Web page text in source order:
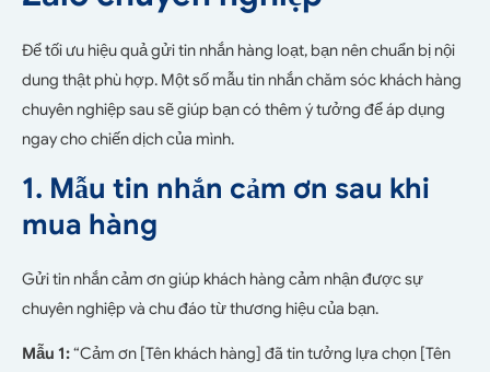
Để tối ưu hiệu quả gửi tin nhắn hàng loạt, bạn nên chuẩn bị nội
dung thật phù hợp. Một số mẫu tin nhắn chăm sóc khách hàng
chuyên nghiệp sau sẽ giúp bạn có thêm ý tưởng để áp dụng
ngay cho chiến dịch của mình.
1. Mẫu tin nhắn cảm ơn sau khi
mua hàng
Gửi tin nhắn cảm ơn giúp khách hàng cảm nhận được sự
chuyên nghiệp và chu đáo từ thương hiệu của bạn.
Mẫu 1:“Cảm ơn [Tên khách hàng] đã tin tưởng lựa chọn [Tên